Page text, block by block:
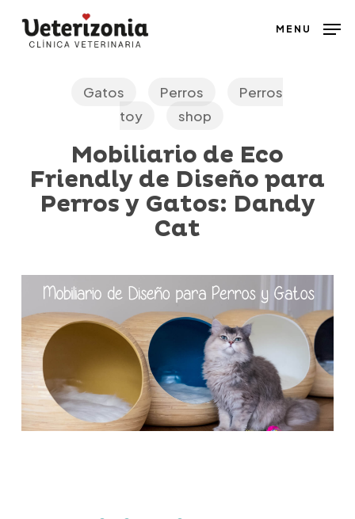
MENU
Gatos Perros
Perros
toy
shop
Mobiliario de Eco
Friendly de Diseño para
Perros y Gatos: Dandy
Cat